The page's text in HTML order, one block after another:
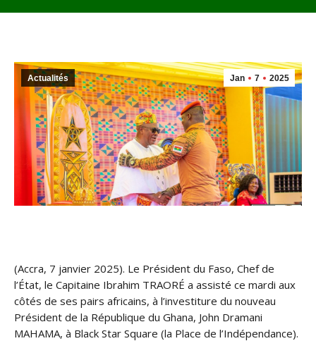
Jan 7 2025
Actualités
(Accra, 7 janvier 2025). Le Président du Faso, Chef de
l’État, le Capitaine Ibrahim TRAORÉ a assisté ce mardi aux
côtés de ses pairs africains, à l’investiture du nouveau
Président de la République du Ghana, John Dramani
MAHAMA, à Black Star Square (la Place de l’Indépendance).